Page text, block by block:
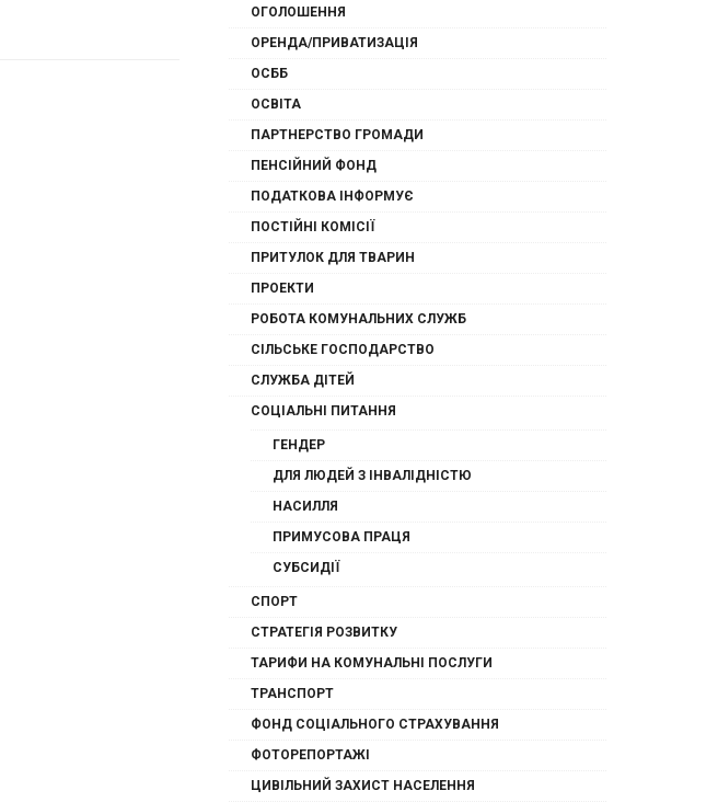
ОГОЛОШЕННЯ
ОРЕНДА/ПРИВАТИЗАЦІЯ
ОСББ
ОСВІТА
ПАРТНЕРСТВО ГРОМАДИ
ПЕНСІЙНИЙ ФОНД
ПОДАТКОВА ІНФОРМУЄ
ПОСТІЙНІ КОМІСІЇ
ПРИТУЛОК ДЛЯ ТВАРИН
ПРОЕКТИ
РОБОТА КОМУНАЛЬНИХ СЛУЖБ
СІЛЬСЬКЕ ГОСПОДАРСТВО
СЛУЖБА ДІТЕЙ
СОЦІАЛЬНІ ПИТАННЯ
ГЕНДЕР
ДЛЯ ЛЮДЕЙ З ІНВАЛІДНІСТЮ
НАСИЛЛЯ
ПРИМУСОВА ПРАЦЯ
СУБСИДІЇ
СПОРТ
СТРАТЕГІЯ РОЗВИТКУ
ТАРИФИ НА КОМУНАЛЬНІ ПОСЛУГИ
ТРАНСПОРТ
ФОНД СОЦІАЛЬНОГО СТРАХУВАННЯ
ФОТОРЕПОРТАЖІ
ЦИВІЛЬНИЙ ЗАХИСТ НАСЕЛЕННЯ